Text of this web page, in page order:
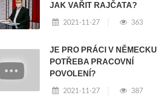
JAK VAŘIT RAJČATA?
2021-11-27 363
JE PRO PRÁCI V NĚMECKU
POTŘEBA PRACOVNÍ
POVOLENÍ?
2021-11-27 387